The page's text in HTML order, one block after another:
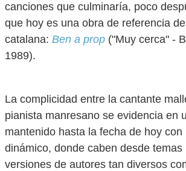
canciones que culminaría, poco
que hoy es una obra de referencia
catalana: Ben a prop ("Muy cerca" -
1989).
La complicidad entre la cantante
pianista manresano se evidencia en
mantenido hasta la fecha de hoy con
dinámico, donde caben desde temas
versiones de autores tan diversos